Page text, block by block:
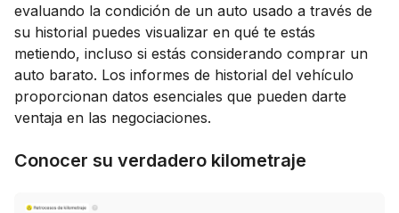
evaluando la condición de un auto usado a través de
su historial puedes visualizar en qué te estás
metiendo, incluso si estás considerando comprar un
auto barato. Los informes de historial del vehículo
proporcionan datos esenciales que pueden darte
ventaja en las negociaciones.
Conocer su verdadero kilometraje